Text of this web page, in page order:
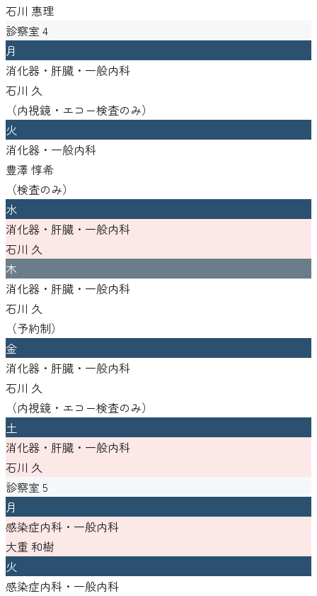
石川 惠理
診察室 4
月
消化器・肝臓・一般内科
石川 久
（内視鏡・エコー検査のみ）
火
消化器・一般内科
豊澤 惇希
（検査のみ）
水
消化器・肝臓・一般内科
石川 久
木
消化器・肝臓・一般内科
石川 久
（予約制）
金
消化器・肝臓・一般内科
石川 久
（内視鏡・エコー検査のみ）
土
消化器・肝臓・一般内科
石川 久
診察室 5
月
感染症内科・一般内科
大重 和樹
火
感染症内科・一般内科